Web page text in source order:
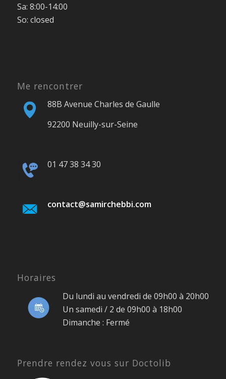
Sa: 8:00-14:00
So: closed
Me rencontrer
88B Avenue Charles de Gaulle
92200 Neuilly-sur-Seine
01 47 38 34 30
contact@samirchebbi.com
Horaires
Du lundi au vendredi de 09h00 à 20h00
Un samedi / 2 de 09h00 à 18h00
Dimanche : Fermé
Prendre rendez vous sur Doctolib